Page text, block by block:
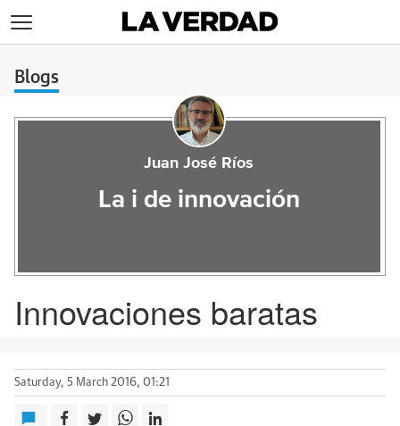
Blogs
Juan José Ríos
La i de innovación
Innovaciones baratas
Saturday, 5 March 2016, 01:21